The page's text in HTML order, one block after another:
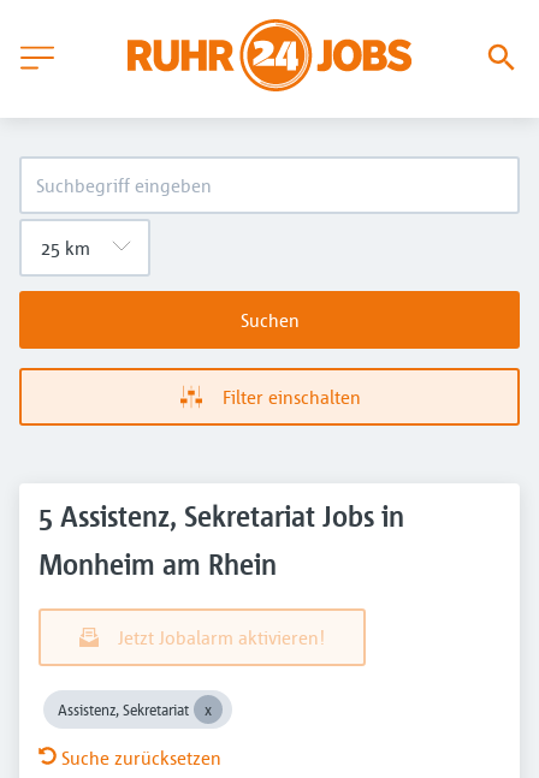
Suchen
Filter einschalten
5 Assistenz, Sekretariat Jobs in
Monheim am Rhein
Jetzt Jobalarm aktivieren!
Assistenz, Sekretariat
Suche zurücksetzen